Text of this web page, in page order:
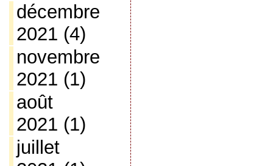
décembre
2021 (4)
novembre
2021 (1)
août
2021 (1)
juillet